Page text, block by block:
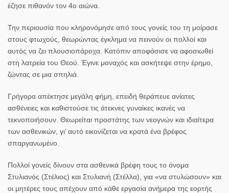
έζησε πιθανόν τον 4ο αιώνα.
Την περιουσία που κληρονόμησε από τους γονείς του τη μοίρασε
στους φτωχούς, θεωρώντας έγκλημα να πεινούν οι πολλοί και
αυτός να ζει πλουσιοπάροχα. Κατόπιν αποφάσισε να αφοσιωθεί
στη λατρεία του Θεού. Έγινε μοναχός και ασκήτεψε στην έρημο,
ζώντας σε μια σπηλιά.
Γρήγορα απέκτησε μεγάλη φήμη, επειδή θεράπευε ανίατες
ασθένειες και καθιστούσε τις άτεκνες γυναίκες ικανές να
τεκνοποιήσουν. Θεωρείται προστάτης των νεογνών και ιδιαίτερα
των ασθενικών, γι’ αυτό εικονίζεται να κρατά ένα βρέφος
σπαργανωμένο.
Πολλοί γονείς δίνουν στα ασθενικά βρέφη τους το όνομα
Στυλιανός (Στέλιος) και Στυλιανή (Στέλλα), για «να στυλώσουν» και
οι μητέρες τους απέχουν από κάθε εργασία ανήμερα της εορτής